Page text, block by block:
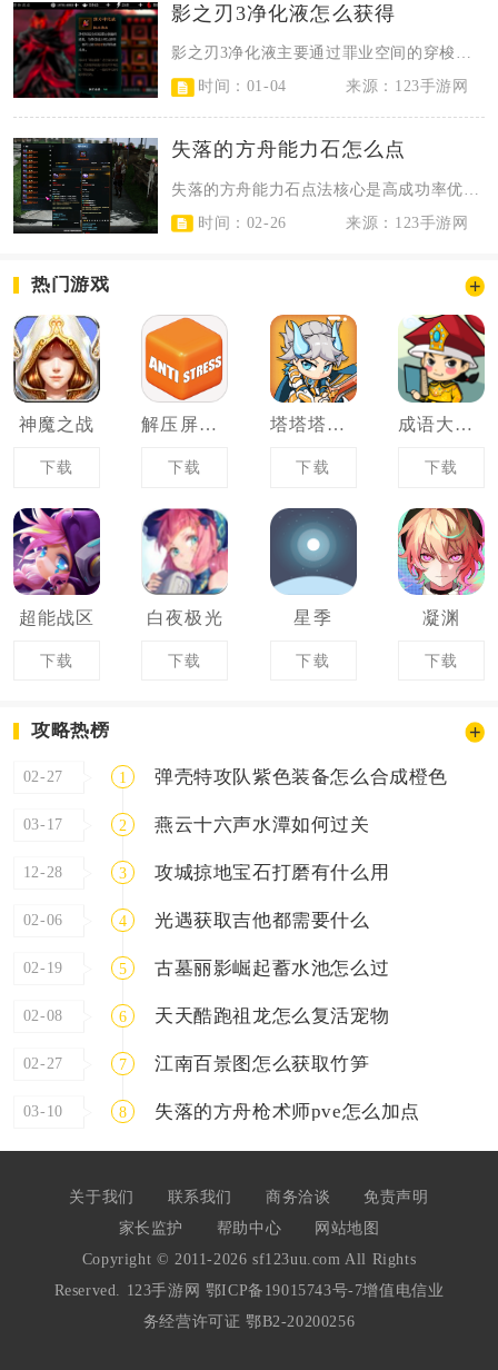
影之刃3净化液怎么获得
影之刃3净化液主要通过罪业空间的穿梭者NPC用罪魂兑换获取，核心前提是角色达...
时间：01-04
来源：123手游网
失落的方舟能力石怎么点
时间：02-26
来源：123手游网
热门游戏
神魔之战
下载
解压屏幕模拟器
下载
塔塔塔契约
下载
成语大学堂
下载
超能战区
下载
白夜极光
下载
星季
下载
凝渊
下载
攻略热榜
02-27 1 弹壳特攻队紫色装备怎么合成橙色
03-17 2 燕云十六声水潭如何过关
12-28 3 攻城掠地宝石打磨有什么用
02-06 4 光遇获取吉他都需要什么
02-19 5 古墓丽影崛起蓄水池怎么过
02-08 6 天天酷跑祖龙怎么复活宠物
02-27 7 江南百景图怎么获取竹笋
03-10 8 失落的方舟枪术师pve怎么加点
关于我们 联系我们 商务洽谈
免责声明
家长监护
帮助中心
网站地图
Copyright © 2011-2026 sf123uu.com All Rights
Reserved. 123手游网 鄂ICP备19015743号-7增值电信业
务经营许可证 鄂B2-20200256